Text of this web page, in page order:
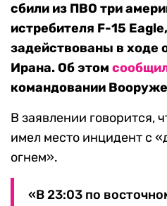
сбили из ПВО три
истребителя F-15
задействованы в ходе
Ирана. Об этом
командовании
В заявлении говорится,
имел место инцидент с
огнем».
«В 23:03 по